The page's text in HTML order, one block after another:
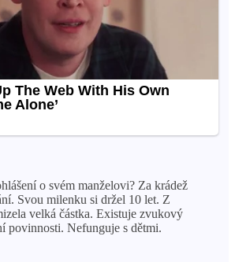
o svém manželovi? Za krádež
Svou milenku si držel 10 let. Z
velká částka. Existuje zvukový
povinnosti. Nefunguje s dětmi.